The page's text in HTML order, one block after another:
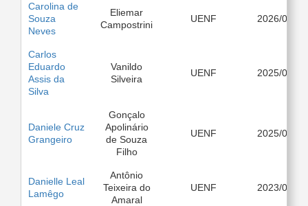
Carolina de
Souza
Neves
Eliemar
Campostrini
UENF 2026/08
Carlos
Eduardo
Assis da
Silva
Vanildo
Silveira
UENF 2025/03
Daniele Cruz
Grangeiro
Gonçalo
Apolinário
de Souza
Filho
UENF 2025/03
Danielle Leal
Lamêgo
Antônio
Teixeira do
Amaral
UENF 2023/03